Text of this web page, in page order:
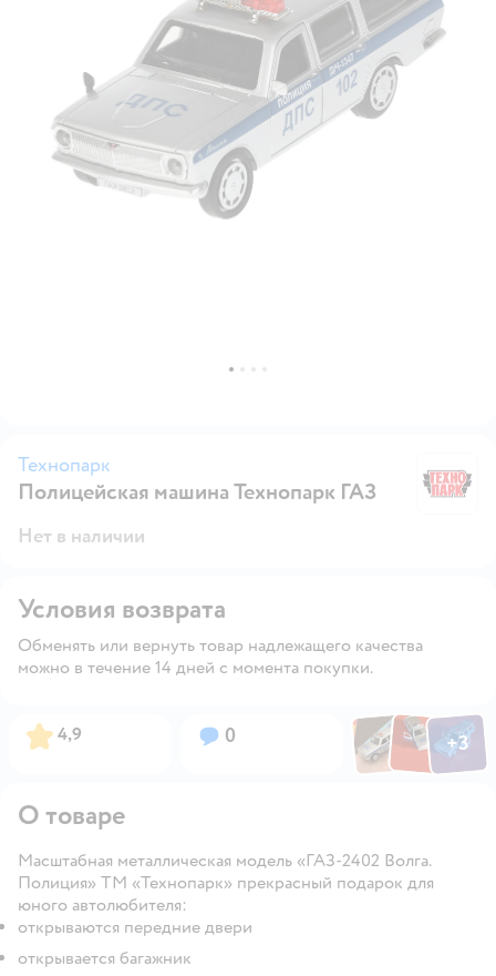
Технопарк
Полицейская машина Технопарк ГАЗ
Нет в наличии
Условия возврата
Обменять или вернуть товар надлежащего качества
можно в течение 14 дней с момента покупки.
Рейтинг:
4,9 Вопросов:
0 ФотоФотоФото
+3
Открыть
О товаре
Масштабная металлическая модель «ГАЗ-2402 Волга.
Полиция» ТМ «Технопарк» прекрасный подарок для
юного автолюбителя:
открываются передние двери
открывается багажник